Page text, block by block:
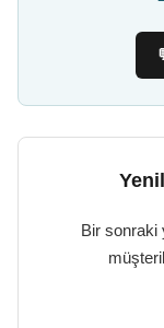
Bir sonraki